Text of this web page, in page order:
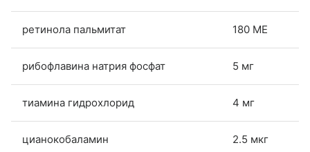
ретинола пальмитат 180 МЕ
рибофлавина натрия фосфат 5 мг
тиамина гидрохлорид 4 мг
цианокобаламин 2.5 мкг